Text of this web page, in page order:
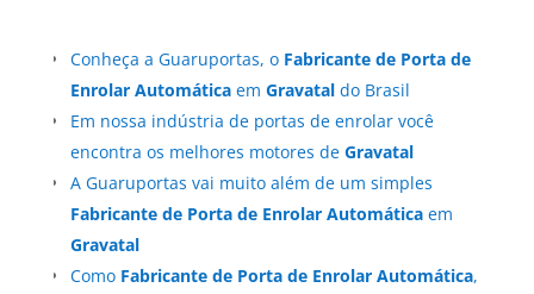
Conheça a Guaruportas, o Fabricante de Porta de
Enrolar Automáticaem Gravataldo Brasil
Em nossa indústria de portas de enrolar você
encontra os melhores motores de Gravatal
A Guaruportas vai muito além de um simples
Fabricante de Porta de Enrolar Automáticaem
Gravatal
Como Fabricante de Porta de Enrolar Automática,